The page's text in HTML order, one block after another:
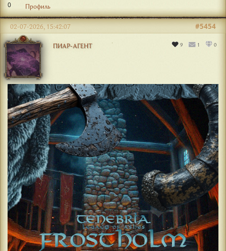
0 Профиль
ПИАР-АГЕНТ 9 1 0
#5454
02-07-2026, 15:42:07